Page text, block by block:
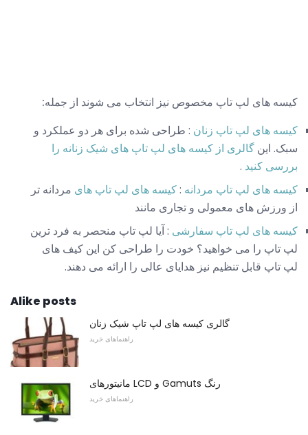
کیسه های لپ تاپ مخصوص نیز انتخاب می شوند از جمله:
کیسه های لپ تاپ زنان : طراحی شده برای هر دو عملکرد و
سبک. این گالری از کیسه های لپ تاپ های شیک زنانه را
بررسی کنید .
کیسه های لپ تاپ مردانه :کیسه های لپ تاپ های مردانه تر
از ورزش های معمولی و تجاری مانند
کیسه های لپ تاپ سفارشی : آیا لپ تاپ منحصر به فرد ترین
لپ تاپ را می خواهید؟ خودت را طراحی کن این کیف های
لپ تاپ قابل تنظیم نیز هدایای عالی را ارائه می دهند.
Alike posts
گالری کیسه های لپ تاپ شیک زنان
راهنماهای خرید
مانیتورهای LCD و Gamuts رنگ
راهنماهای خرید